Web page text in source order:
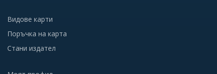
Видове карти
Поръчка на карта
Стани издател